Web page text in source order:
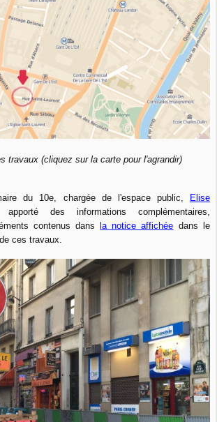
travaux (cliquez sur la carte pour l'agrandir)
du 10e, chargée de l'espace public,
Elise
des informations complémentaires,
contenus dans
la notice affichée dans le
ces travaux.